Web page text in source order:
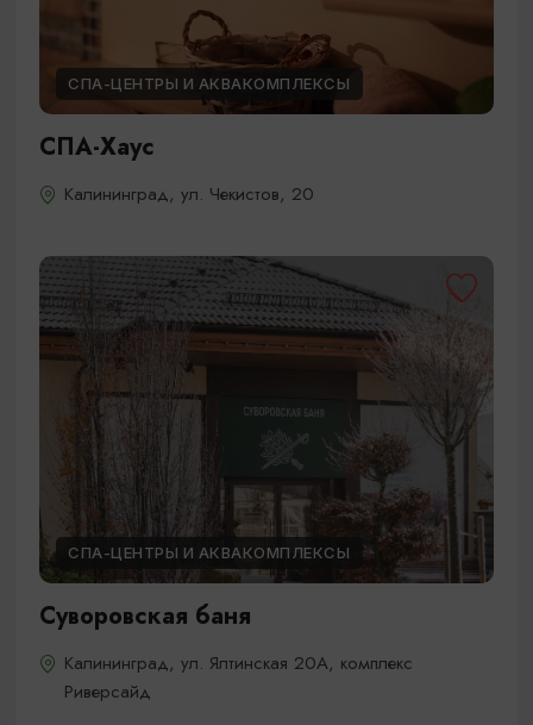
СПА-ЦЕНТРЫ И АКВАКОМПЛЕКСЫ
СПА-Хаус
Калининград, ул. Чекистов, 20
СПА-ЦЕНТРЫ И АКВАКОМПЛЕКСЫ
Суворовская баня
Калининград, ул. Ялтинская 20А, комплекс
Риверсайд